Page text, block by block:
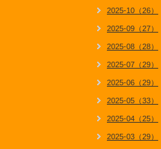
2025-10（26）
2025-09（27）
2025-08（28）
2025-07（29）
2025-06（29）
2025-05（33）
2025-04（25）
2025-03（29）